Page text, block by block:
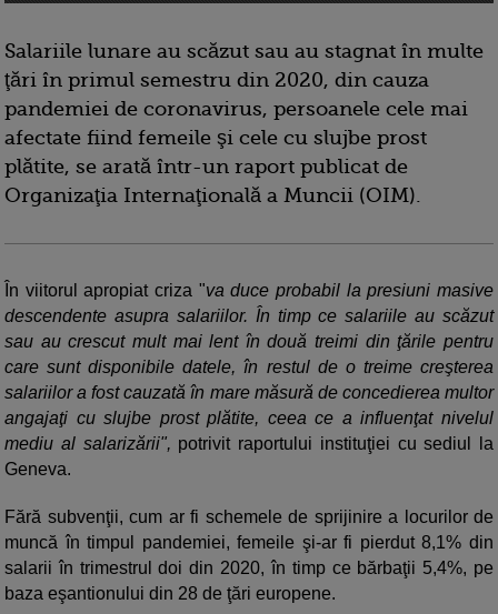
Salariile lunare au scăzut sau au stagnat în multe
ţări în primul semestru din 2020, din cauza
pandemiei de coronavirus, persoanele cele mai
afectate fiind femeile şi cele cu slujbe prost
plătite, se arată într-un raport publicat de
Organizaţia Internaţională a Muncii (OIM).
În viitorul apropiat criza "va duce probabil la presiuni masive
descendente asupra salariilor. În timp ce salariile au scăzut
sau au crescut mult mai lent în două treimi din ţările pentru
care sunt disponibile datele, în restul de o treime creşterea
salariilor a fost cauzată în mare măsură de concedierea multor
angajaţi cu slujbe prost plătite, ceea ce a influenţat nivelul
mediu al salarizării", potrivit raportului instituţiei cu sediul la
Geneva.
Fără subvenţii, cum ar fi schemele de sprijinire a locurilor de
muncă în timpul pandemiei, femeile şi-ar fi pierdut 8,1% din
salarii în trimestrul doi din 2020, în timp ce bărbaţii 5,4%, pe
baza eşantionului din 28 de ţări europene.